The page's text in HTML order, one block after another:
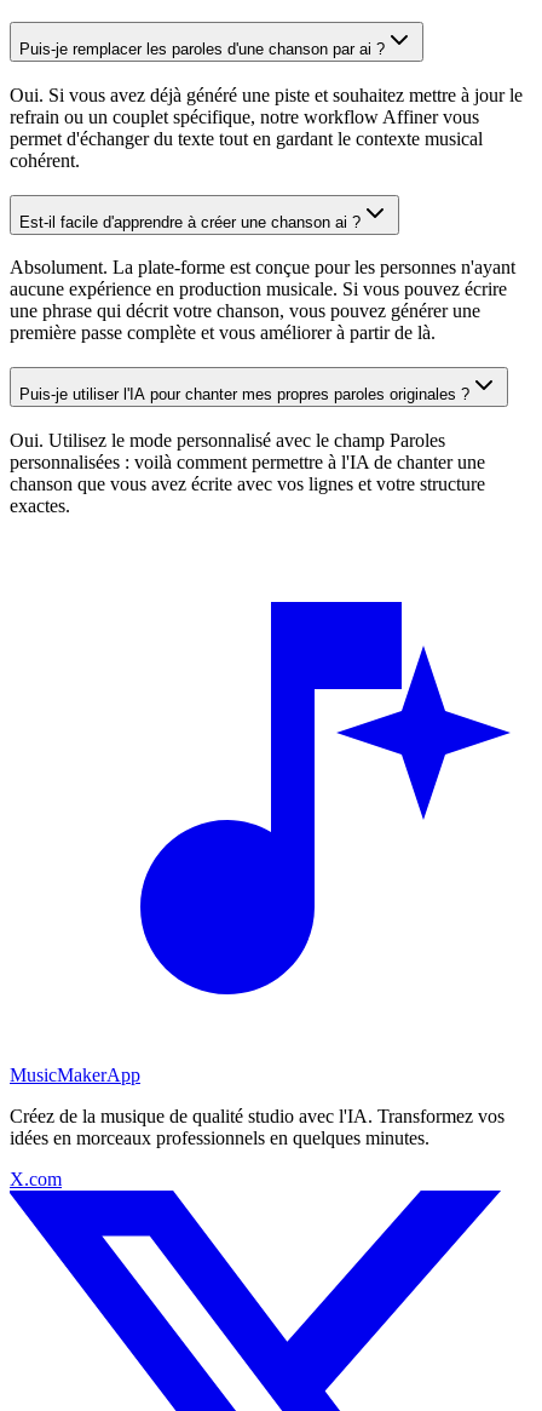
Puis-je remplacer les paroles d'une chanson par ai ?
Oui. Si vous avez déjà généré une piste et souhaitez mettre à jour le
refrain ou un couplet spécifique, notre workflow Affiner vous
permet d'échanger du texte tout en gardant le contexte musical
cohérent.
Est-il facile d'apprendre à créer une chanson ai ?
Absolument. La plate-forme est conçue pour les personnes n'ayant
aucune expérience en production musicale. Si vous pouvez écrire
une phrase qui décrit votre chanson, vous pouvez générer une
première passe complète et vous améliorer à partir de là.
Puis-je utiliser l'IA pour chanter mes propres paroles originales ?
Oui. Utilisez le mode personnalisé avec le champ Paroles
personnalisées : voilà comment permettre à l'IA de chanter une
chanson que vous avez écrite avec vos lignes et votre structure
exactes.
MusicMakerApp
Créez de la musique de qualité studio avec l'IA. Transformez vos
idées en morceaux professionnels en quelques minutes.
X.com